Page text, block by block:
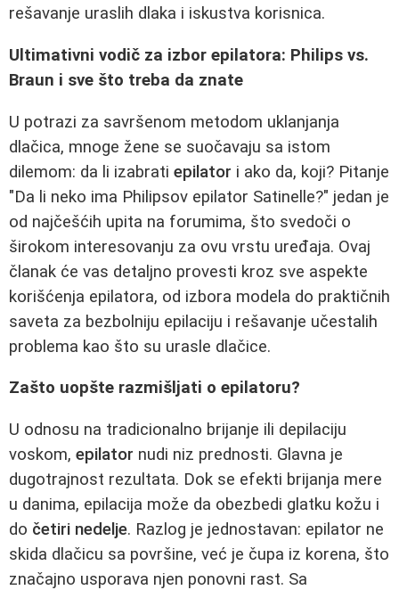
rešavanje uraslih dlaka i iskustva korisnica.
Ultimativni vodič za izbor epilatora: Philips vs.
Braun i sve što treba da znate
U potrazi za savršenom metodom uklanjanja
dlačica, mnoge žene se suočavaju sa istom
dilemom: da li izabrati epilator i ako da, koji? Pitanje
"Da li neko ima Philipsov epilator Satinelle?" jedan je
od najčešćih upita na forumima, što svedoči o
širokom interesovanju za ovu vrstu uređaja. Ovaj
članak će vas detaljno provesti kroz sve aspekte
korišćenja epilatora, od izbora modela do praktičnih
saveta za bezbolniju epilaciju i rešavanje učestalih
problema kao što su urasle dlačice.
Zašto uopšte razmišljati o epilatoru?
U odnosu na tradicionalno brijanje ili depilaciju
voskom, epilator nudi niz prednosti. Glavna je
dugotrajnost rezultata. Dok se efekti brijanja mere
u danima, epilacija može da obezbedi glatku kožu i
do četiri nedelje. Razlog je jednostavan: epilator ne
skida dlačicu sa površine, već je čupa iz korena, što
značajno usporava njen ponovni rast. Sa